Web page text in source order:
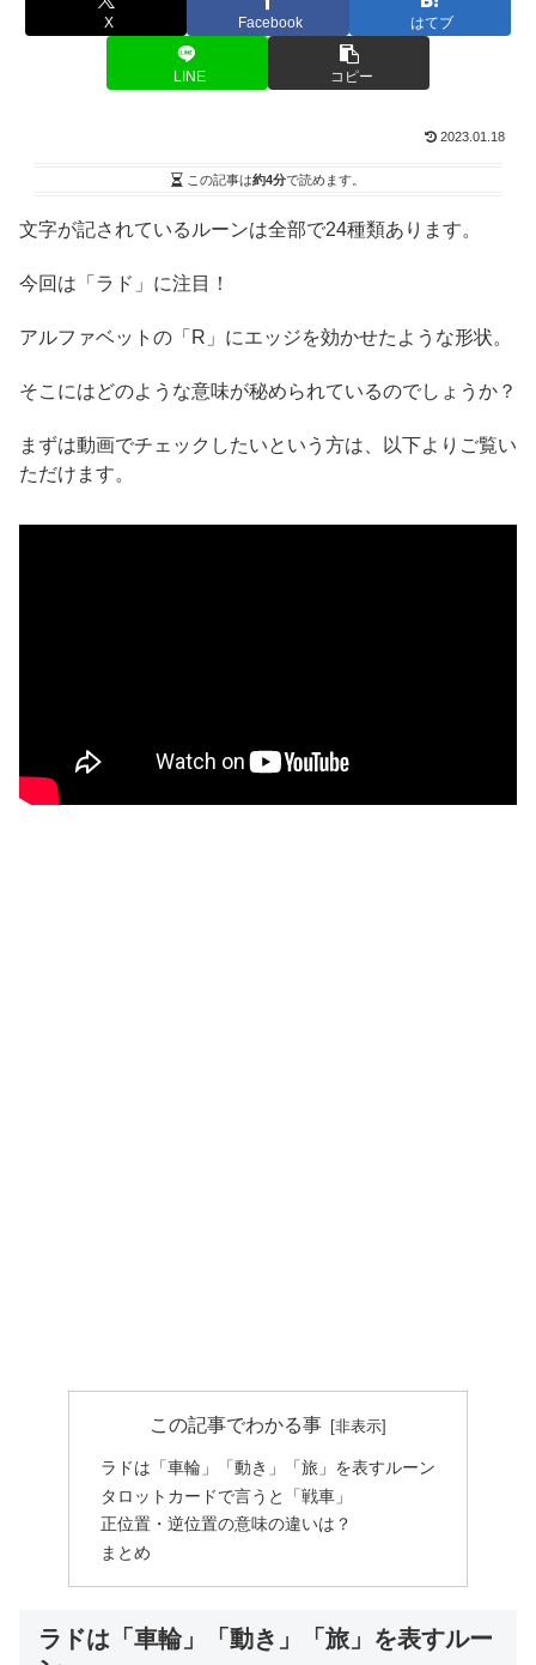
X Facebook はてブ
LINE コピー
2023.01.18
この記事は約4分で読めます。
文字が記されているルーンは全部で24種類あります。
今回は「ラド」に注目！
アルファベットの「R」にエッジを効かせたような形状。
そこにはどのような意味が秘められているのでしょうか？
まずは動画でチェックしたいという方は、以下よりご覧い
ただけます。
この記事でわかる事
ラドは「車輪」「動き」「旅」を表すルーン
タロットカードで言うと「戦車」
正位置・逆位置の意味の違いは？
まとめ
ラドは「車輪」「動き」「旅」を表すルー